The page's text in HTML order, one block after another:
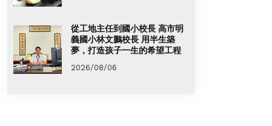
從工地主任到國小校長 高市明
義國小林文鵬校長 用半生築
夢，打造孩子一生的希望工程
2026/08/06